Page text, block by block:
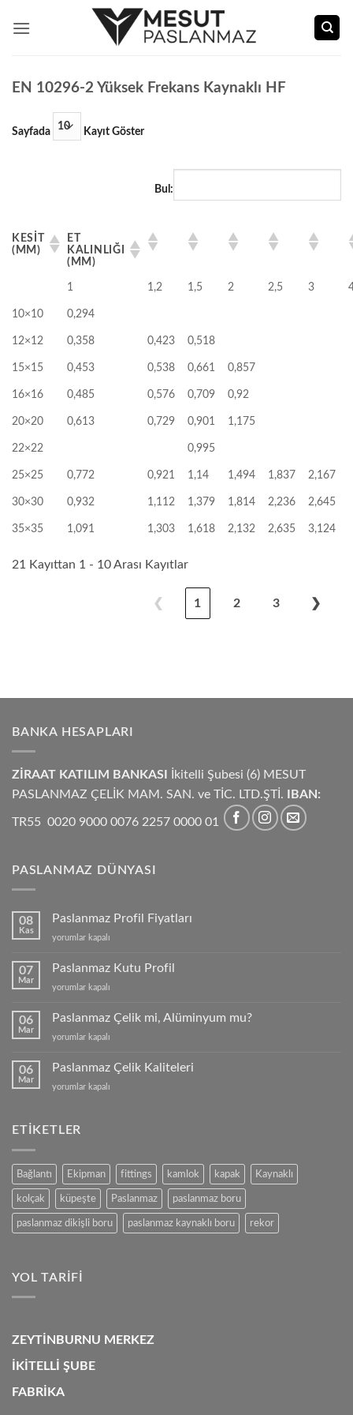
atla
EN 10296-2 Yüksek Frekans Kaynaklı HF
Sayfada Kayıt Göster
Bul:
KESIT
(MM)
ET
KALINLIĞI
(MM)
1 1,2 1,5 2 2,5 3
10×10 0,294
12×12 0,358 0,423 0,518
15×15 0,453 0,538 0,661 0,857
16×16 0,485 0,576 0,709 0,92
20×20 0,613 0,729 0,901 1,175
22×22 0,995
25×25 0,772 0,921 1,14 1,494 1,837 2,167
30×30 0,932 1,112 1,379 1,814 2,236 2,645
35×35 1,091 1,303 1,618 2,132 2,635 3,124
21 Kayıttan 1 - 10 Arası Kayıtlar
❮ 1 2 3 ❯
BANKA HESAPLARI
ZİRAAT KATILIM BANKASI
İkitelli Şubesi (6) MESUT
PASLANMAZ ÇELİK MAM. SAN. ve TİC. LTD.ŞTİ.
IBAN:
TR55 0020 9000 0076 2257 0000 01
PASLANMAZ DÜNYASI
08
Kas
Paslanmaz Profil Fiyatları
Paslanmaz
Fiyatları
yorumlar kapalı
07
Mar
Paslanmaz Kutu Profil
Paslanmaz
Profil
yorumlar kapalı
06
Mar
Paslanmaz Çelik mi, Alüminyum mu?
Paslanmaz
mi,
mu?
yorumlar kapalı
06
Mar
Paslanmaz Çelik Kaliteleri
Paslanmaz
için
yorumlar kapalı
ETIKETLER
Bağlantı Ekipman fittings kamlok kapak Kaynaklı
kolçak küpeşte Paslanmaz paslanmaz boru
paslanmaz dikişli boru paslanmaz kaynaklı boru rekor
YOL TARIFI
ZEYTİNBURNU MERKEZ
İKİTELLİ ŞUBE
FABRİKA